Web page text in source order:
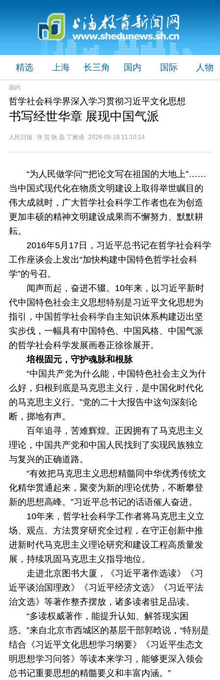
精选 上海 长三角 国内 国际 人物
国内
哲学社会科学界深入学习贯彻习近平文化思想
书写经世华章 展现中国气派
人民日报 张 贺 耿 磊 丁雅诵 2026-05-18 11:10:14
“为人民做学问”“把论文写在祖国的大地上”……
当中国式现代化在物质文明建设上取得举世瞩目的
伟大成就时，广大哲学社会科学工作者也在为创造
更加丰硕的精神文明建设成果而不懈努力、默默耕
耘。
2016年5月17日，习近平总书记在哲学社会科学
工作座谈会上发出“加快构建中国特色哲学社会科
学”的号召。
闻声而起，奋进不辍。10年来，以习近平新时
代中国特色社会主义思想特别是习近平文化思想为
指引，中国哲学社会科学自主知识体系构建迈出坚
实步伐，一幅具有中国特色、中国风格、中国气派
的哲学社会科学发展画卷正徐徐展开。
培根固元，守护魂脉和根脉
“中国共产党为什么能，中国特色社会主义为什
么好，归根到底是马克思主义行，是中国化时代化
的马克思主义行。”党的二十大报告中这句深刻论
断，掷地有声。
百年追寻，苦难辉煌。正因拥有了马克思主义
理论，中国共产党和中国人民找到了实现民族独立
与复兴的正确道路。
“有效把马克思主义思想精髓同中华优秀传统文
化精华贯通起来，聚变为新的理论优势，不断攀登
新的思想高峰。”习近平总书记的话语催人奋进。
10年来，哲学社会科学工作者将马克思主义立
场、观点、方法贯穿研究全过程，在守正创新中推
进新时代马克思主义理论研究和建设工程高质量发
展，持续巩固马克思主义指导地位。
走进北京图书大厦，《习近平著作选读》《习
近平谈治国理政》《习近平经济文选》《习近平法
治文选》等著作整齐摆放，诸多读者驻足品读。
“多读权威著作，能提升认知、解答现实困
惑。”来自北京市西城区的基层干部郭晗说，“特别是
结合《习近平文化思想学习纲要》《习近平生态文
明思想学习问答》等读本来学习，能够更深入领会
总书记重要思想的精髓要义和丰富内涵。”